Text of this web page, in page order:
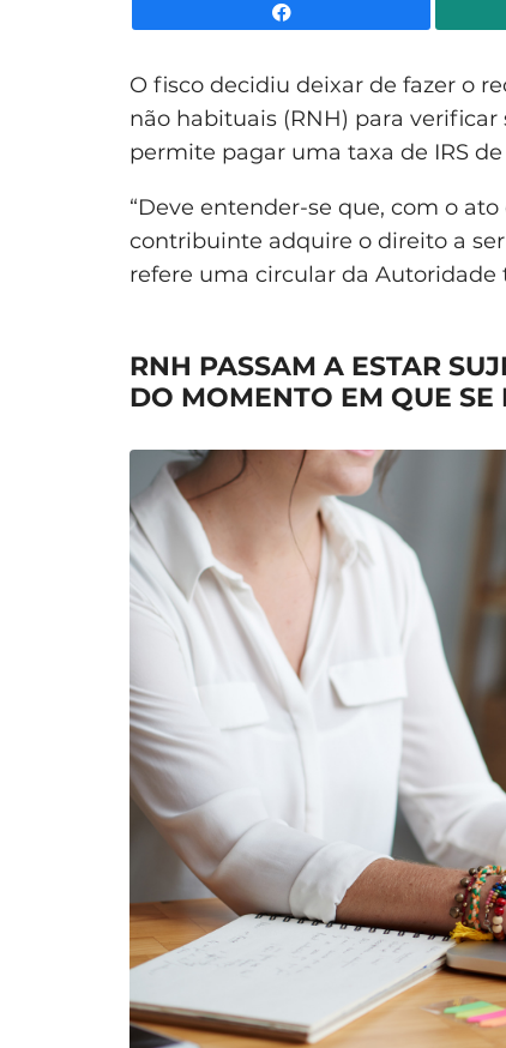
O fisco decidiu deixar de fazer o
não habituais (RNH) para
permite pagar uma taxa de IRS
“Deve entender-se que, com o
contribuinte adquire o direito a
refere uma circular da Autoridade
RNH PASSAM A ESTAR
DO MOMENTO EM QUE SE